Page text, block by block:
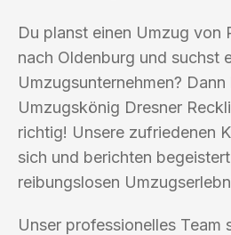
Du planst einen Umzug von
nach Oldenburg und suchst
Umzugsunternehmen?
Umzugskönig Dresner
richtig! Unsere zufriedenen
sich und berichten
reibungslosen
Unser professionelles Team